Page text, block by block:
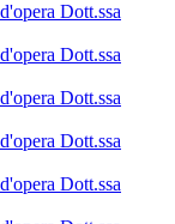
Dott.ssa
Dott.ssa
Dott.ssa
Dott.ssa
Dott.ssa